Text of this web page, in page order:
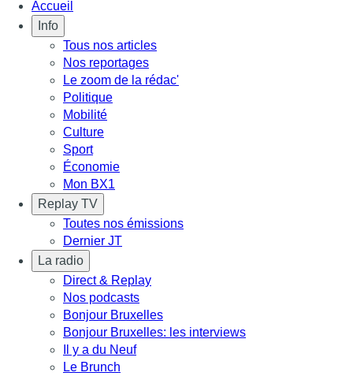
Accueil
Info
Tous nos articles
Nos reportages
Le zoom de la rédac'
Politique
Mobilité
Culture
Sport
Économie
Mon BX1
Replay TV
Toutes nos émissions
Dernier JT
La radio
Direct & Replay
Nos podcasts
Bonjour Bruxelles
Bonjour Bruxelles: les interviews
Il y a du Neuf
Le Brunch